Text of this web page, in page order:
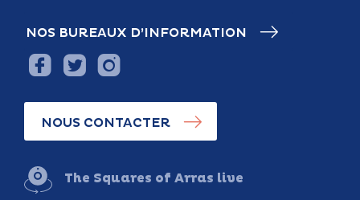
NOS BUREAUX D’INFORMATION
NOUS CONTACTER
The Squares of Arras live